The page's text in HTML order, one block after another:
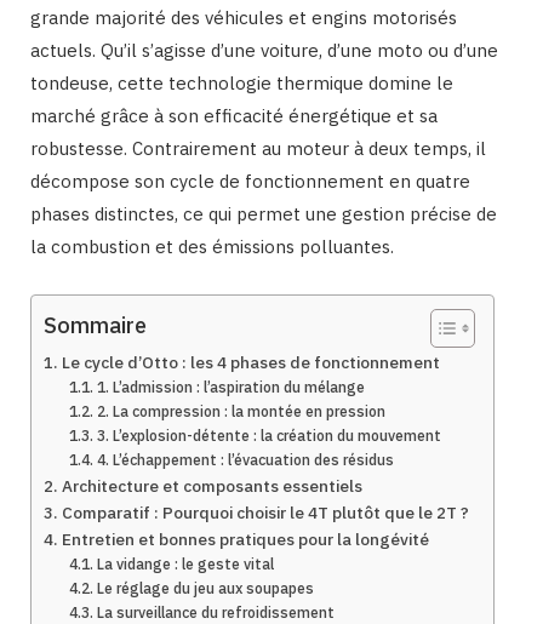
grande majorité des véhicules et engins motorisés
actuels. Qu’il s’agisse d’une voiture, d’une moto ou d’une
tondeuse, cette technologie thermique domine le
marché grâce à son efficacité énergétique et sa
robustesse. Contrairement au moteur à deux temps, il
décompose son cycle de fonctionnement en quatre
phases distinctes, ce qui permet une gestion précise de
la combustion et des émissions polluantes.
Sommaire
Le cycle d’Otto : les 4 phases de fonctionnement
1. L’admission : l’aspiration du mélange
2. La compression : la montée en pression
3. L’explosion-détente : la création du mouvement
4. L’échappement : l’évacuation des résidus
Architecture et composants essentiels
Comparatif : Pourquoi choisir le 4T plutôt que le 2T ?
Entretien et bonnes pratiques pour la longévité
La vidange : le geste vital
Le réglage du jeu aux soupapes
La surveillance du refroidissement